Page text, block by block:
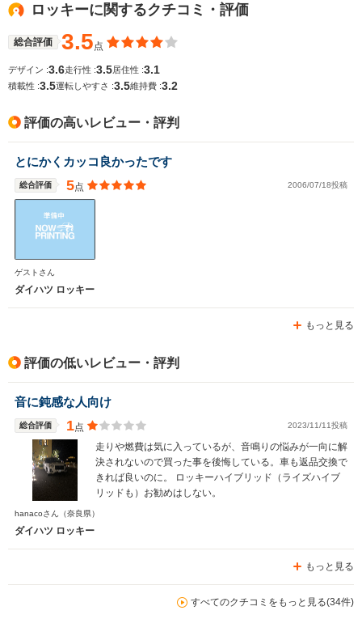
ロッキーに関するクチコミ・評価
総合評価 3.5点
デザイン :3.6走行性 :3.5居住性 :3.1
積載性 :3.5運転しやすさ :3.5維持費 :3.2
評価の高いレビュー・評判
とにかくカッコ良かったです
総合評価 5点 2006/07/18投稿
ゲストさん
ダイハツ ロッキー
もっと見る
評価の低いレビュー・評判
音に鈍感な人向け
総合評価 1点 2023/11/11投稿
走りや燃費は気に入っているが、音鳴りの悩みが一向に解
決されないので買った事を後悔している。車も返品交換で
きれば良いのに。 ロッキーハイブリッド（ライズハイブ
リッドも）お勧めはしない。
hanacoさん （奈良県）
ダイハツ ロッキー
もっと見る
すべてのクチコミをもっと見る(34件)